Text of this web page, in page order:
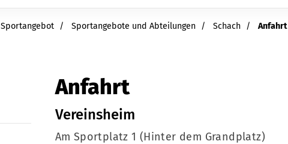
Sportangebot Sportangebote und Abteilungen Schach Anfahrt
Anfahrt
Vereinsheim
Am Sportplatz 1 (Hinter dem Grandplatz)